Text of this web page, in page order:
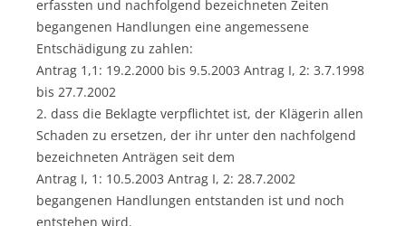
erfassten und nachfolgend bezeichneten Zeiten
begangenen Handlungen eine angemessene
Entschädigung zu zahlen:
Antrag 1,1: 19.2.2000 bis 9.5.2003 Antrag I, 2: 3.7.1998
bis 27.7.2002
2. dass die Beklagte verpflichtet ist, der Klägerin allen
Schaden zu ersetzen, der ihr unter den nachfolgend
bezeichneten Anträgen seit dem
Antrag I, 1: 10.5.2003 Antrag I, 2: 28.7.2002
begangenen Handlungen entstanden ist und noch
entstehen wird.